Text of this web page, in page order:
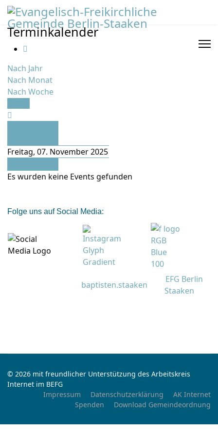
Terminkalender
Nach Jahr
Nach Monat
Nach Woche
Freitag, 07. November 2025
Es wurden keine Events gefunden
Folge uns auf Social Media:
baptisten.staaken
EFG Berlin
Staaken
© 2026 mit freundlicher Unterstützung des Arbeitskreis
Internet im BEFG
Impressum
Datenschutzerklärung
AK Internet
Spenden
Download Gemeindeordnung